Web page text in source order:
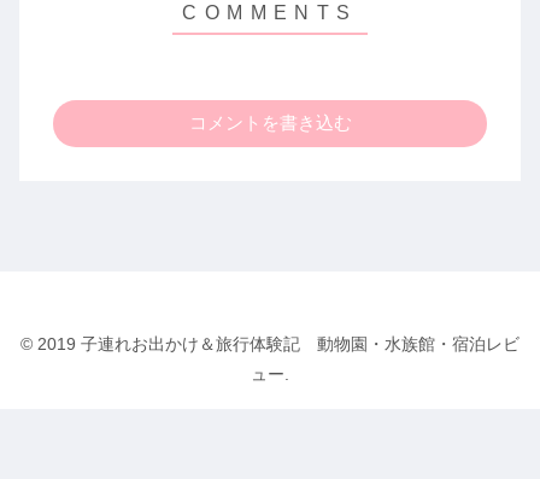
コメントを書き込む
© 2019 子連れお出かけ＆旅行体験記 動物園・水族館・宿泊レビ
ュー.